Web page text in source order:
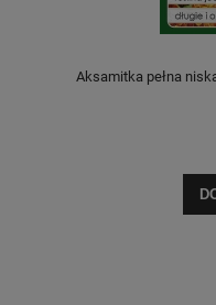
Aksamitka pełna